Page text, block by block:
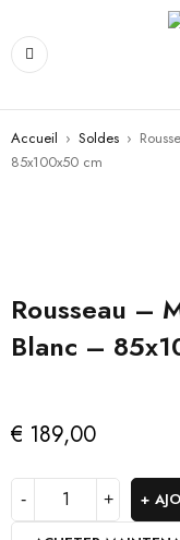
Accueil › Soldes ›
85x100x50 cm
Rousseau –
Blanc –
€ 189,00